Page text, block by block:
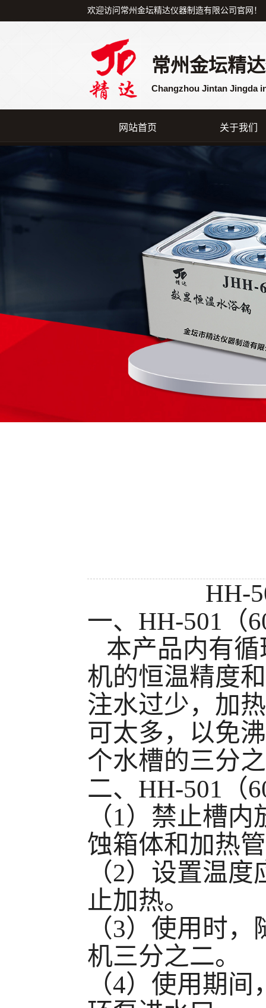
欢迎访问常州金坛精达仪器制造有限公司官网！
常州金坛精
Changzhou Jintan Jingda
网站首页 关于我们
HH-
一、 HH-501 （
本产品内有
机的恒温精度
注水过少，加
可太多，以免
个水槽的三分
二、 HH-501 （
（1）禁止槽内
蚀箱体和加热
（2）设置温度
止加热。
（3）使用时，
机三分之二。
（4）使用期间